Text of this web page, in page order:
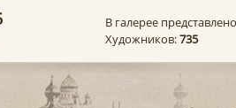
В галерее
Художников:735